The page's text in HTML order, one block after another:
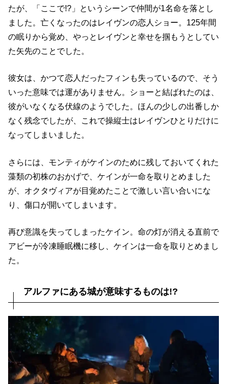
たが、「ここで!?」というシーンで仲間が1名命を落とし
ました。亡くなったのはレイヴンの恋人ショー。125年間
の眠りから覚め、やっとレイヴンと幸せを掴もうとしてい
た矢先のことでした。
彼女は、かつて恋人だったフィンも失っているので、そう
いった意味では運がありません。ショーと結ばれたのは、
彼がいなくなる伏線のようでした。ほんの少しの出番しか
なく残念でしたが、これで操縦士はレイヴンひとりだけに
なってしまいました。
さらには、モンティがケインのために残しておいてくれた
藻類の初株のおかげで、ケインが一命を取りとめました
が、オクタヴィアが目覚めたことで激しい言い合いにな
り、傷口が開いてしまいます。
再び意識を失ってしまったケイン。命の灯が消える直前で
アビーが冷凍睡眠機に移し、ケインは一命を取りとめまし
た。
アルファにある城が意味するものは!?